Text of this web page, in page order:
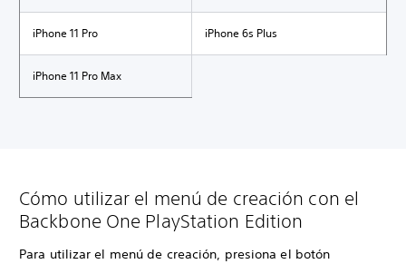
iPhone 11 Pro iPhone 6s Plus
iPhone 11 Pro Max
Cómo utilizar el menú de creación con el
Backbone One PlayStation Edition
Para utilizar el menú de creación, presiona el botón